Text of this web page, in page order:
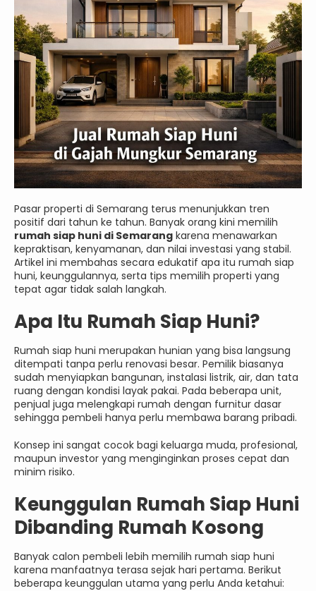
Pasar properti di Semarang terus menunjukkan tren
positif dari tahun ke tahun. Banyak orang kini memilih
rumah siap huni di Semarang karena menawarkan
kepraktisan, kenyamanan, dan nilai investasi yang stabil.
Artikel ini membahas secara edukatif apa itu rumah siap
huni, keunggulannya, serta tips memilih properti yang
tepat agar tidak salah langkah.
Apa Itu Rumah Siap Huni?
Rumah siap huni merupakan hunian yang bisa langsung
ditempati tanpa perlu renovasi besar. Pemilik biasanya
sudah menyiapkan bangunan, instalasi listrik, air, dan tata
ruang dengan kondisi layak pakai. Pada beberapa unit,
penjual juga melengkapi rumah dengan furnitur dasar
sehingga pembeli hanya perlu membawa barang pribadi.
Konsep ini sangat cocok bagi keluarga muda, profesional,
maupun investor yang menginginkan proses cepat dan
minim risiko.
Keunggulan Rumah Siap Huni
Dibanding Rumah Kosong
Banyak calon pembeli lebih memilih rumah siap huni
karena manfaatnya terasa sejak hari pertama. Berikut
beberapa keunggulan utama yang perlu Anda ketahui: